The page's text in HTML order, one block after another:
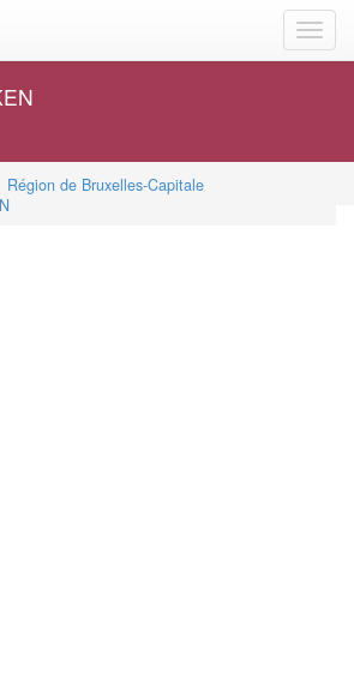
Région de Bruxelles-Capitale